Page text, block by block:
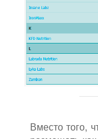
Вместо того,